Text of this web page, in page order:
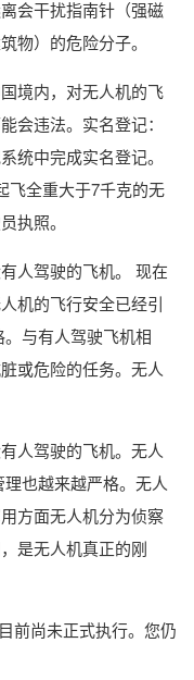
会干扰指南针（强磁
物）的危险分子。
境内，对无人机的飞
会违法。实名登记：
统中完成实名登记。
飞全重大于7千克的无
执照。
人驾驶的飞机。 现在
机的飞行安全已经引
与有人驾驶飞机相
或危险的任务。无人
人驾驶的飞机。无人
也越来越严格。无人
方面无人机分为侦察
是无人机真正的刚
前尚未正式执行。您仍